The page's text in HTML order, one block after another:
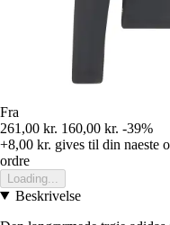
Fra
261,00 kr. 160,00 kr. -39%
+8,00 kr. gives til din naeste
ordre
Loading...
Beskrivelse